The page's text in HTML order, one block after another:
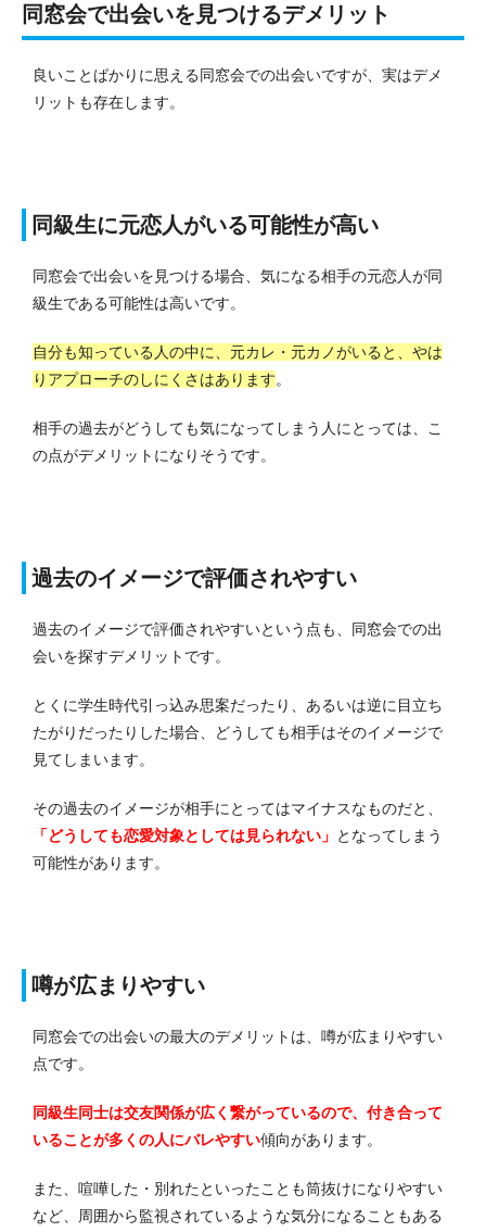
同窓会で出会いを見つけるデメリット
良いことばかりに思える同窓会での出会いですが、実はデメ
リットも存在します。
同級生に元恋人がいる可能性が高い
同窓会で出会いを見つける場合、気になる相手の元恋人が同
級生である可能性は高いです。
自分も知っている人の中に、元カレ・元カノがいると、やは
りアプローチのしにくさはあります。
相手の過去がどうしても気になってしまう人にとっては、こ
の点がデメリットになりそうです。
過去のイメージで評価されやすい
過去のイメージで評価されやすいという点も、同窓会での出
会いを探すデメリットです。
とくに学生時代引っ込み思案だったり、あるいは逆に目立ち
たがりだったりした場合、どうしても相手はそのイメージで
見てしまいます。
その過去のイメージが相手にとってはマイナスなものだと、
「どうしても恋愛対象としては見られない」 となってしまう
可能性があります。
噂が広まりやすい
同窓会での出会いの最大のデメリットは、噂が広まりやすい
点です。
同級生同士は交友関係が広く繋がっているので、付き合って
いることが多くの人にバレやすい傾向があります。
また、喧嘩した・別れたといったことも筒抜けになりやすい
など、周囲から監視されているような気分になることもある